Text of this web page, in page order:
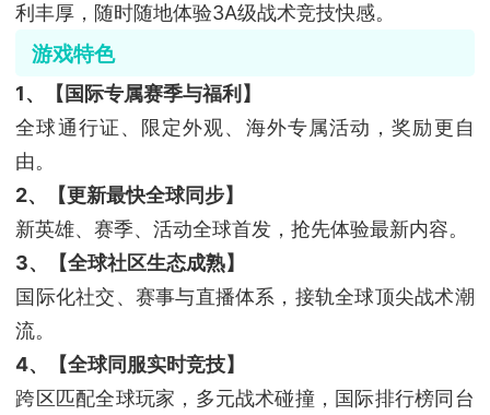
利丰厚，随时随地体验3A级战术竞技快感。
游戏特色
1、【国际专属赛季与福利】
全球通行证、限定外观、海外专属活动，奖励更自
由。
2、【更新最快全球同步】
新英雄、赛季、活动全球首发，抢先体验最新内容。
3、【全球社区生态成熟】
国际化社交、赛事与直播体系，接轨全球顶尖战术潮
流。
4、【全球同服实时竞技】
跨区匹配全球玩家，多元战术碰撞，国际排行榜同台